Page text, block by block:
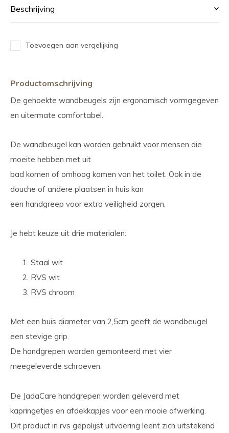
Beschrijving
Toevoegen aan vergelijking
Productomschrijving
De gehoekte wandbeugels zijn ergonomisch vormgegeven
en uitermate comfortabel.
De wandbeugel kan worden gebruikt voor mensen die
moeite hebben met uit
bad komen of omhoog komen van het toilet. Ook in de
douche of andere plaatsen in huis kan
een handgreep voor extra veiligheid zorgen.
Je hebt keuze uit drie materialen:
Staal wit
RVS wit
RVS chroom
Met een buis diameter van 2,5cm geeft de wandbeugel
een stevige grip.
De handgrepen worden gemonteerd met vier
meegeleverde schroeven.
De JadaCare handgrepen worden geleverd met
kapringetjes en afdekkapjes voor een mooie afwerking.
Dit product in rvs gepolijst uitvoering leent zich uitstekend